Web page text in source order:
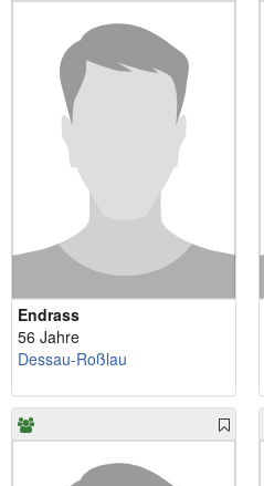
Endrass
56 Jahre
Dessau-Roßlau